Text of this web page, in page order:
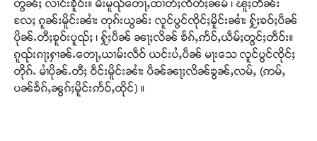
တႃႇႁႂ်ႈသဵင်ၵၢင်ၸႂ်ၵူၼ်းမိူင်း ၵူႈတီႈၵူႈလႅၼ်ပေႃးတေၸွ
တ်ႇ တူဝ်ႈလုမ်ႈၾႃႉၼၼ်ႉ ၶဝ်ႈႁူမ်ႈၵမ်ႉထႅမ် ၸုမ်းၶၢ
ဝ်ႇၽူႈတွႆႇႁွၵ်ႈ လႆႈယူႇၶႃႈဢေႃႈ။
Donate Now
တွၼ်ႈ လၢင်းၶိူဝ်း။ မီးမူၺ်တေႃႇထၢတ်ႈၸႅတ်ႈၼမ် ၊ ၽူႈတႅၼ်း
လႄႈ ၵူၼ်းမိူင်းၼၢႆး တုၵ်းယွၼ်း လူင်ပွင်ၸိုင်ႈမိူင်းၼၢႆး ႁႂ်ႈၶဝ်ႈပဵၼ်
ပိုၼ်ႉတီႈၶူဝ်းပူၺ်ႈ ၊ ႁႂ်ႈပဵၼ် ၼႃႈလိၼ် ၶႅၵ်ႇဢႅဝ်ႇယဵမ်ႈတွင်ႈတဵဝ်း။
ၵူၺ်းၵႃႈႁၢၼ်ႉတေႃႇယၢမ်းလဵဝ် ယင်းပႆႇပဵၼ် မႃးသေ လူင်ပွင်ၸိုင်ႈ
တိုၵ်ႉ မၢႆပိုၼ်ႉတီႈ ဝဵင်းမိူင်းၼၢႆး ပဵၼ်ၼႃႈလိၼ်ၶွၼ်ႇလမ်ႇ (ဢမ်ႇ
ပၼ်ၶႅၵ်ႇၼွၵ်ႈမိူင်းဢႅဝ်ႇထိုင်) ။